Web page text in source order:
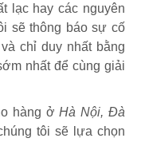
lạc hay các nguyên
sẽ thông báo sự cố
chỉ duy nhất bằng
nhất để cùng giải
hàng ởHà Nội, Đà
tôi sẽ lựa chọn